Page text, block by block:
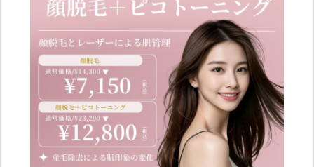
ブログ
ENGLISH
Clinic
Online Shop